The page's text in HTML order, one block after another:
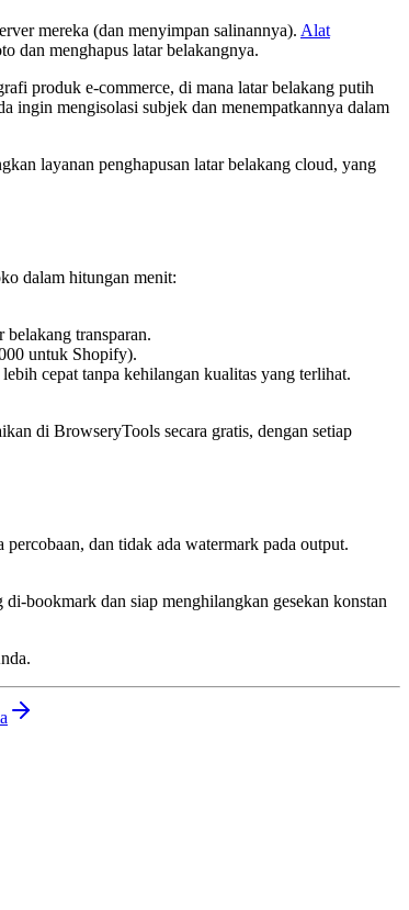
mereka (dan menyimpan salinannya). Alat
dan menghapus latar belakangnya.
produk e-commerce, di mana latar belakang putih
ingin mengisolasi subjek dan menempatkannya dalam
layanan penghapusan latar belakang cloud, yang
dalam hitungan menit:
transparan.
untuk Shopify).
cepat tanpa kehilangan kualitas yang terlihat.
di BrowseryTools secara gratis, dengan setiap
dan tidak ada watermark pada output.
bookmark dan siap menghilangkan gesekan konstan